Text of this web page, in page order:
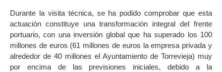
Durante la visita técnica, se ha podido comprobar que esta
actuación constituye una transformación integral del frente
portuario, con una inversión global que ha superado los 100
millones de euros (61 millones de euros la empresa privada y
alrededor de 40 millones el Ayuntamiento de Torrevieja) muy
por encima de las previsiones iniciales, debido a la